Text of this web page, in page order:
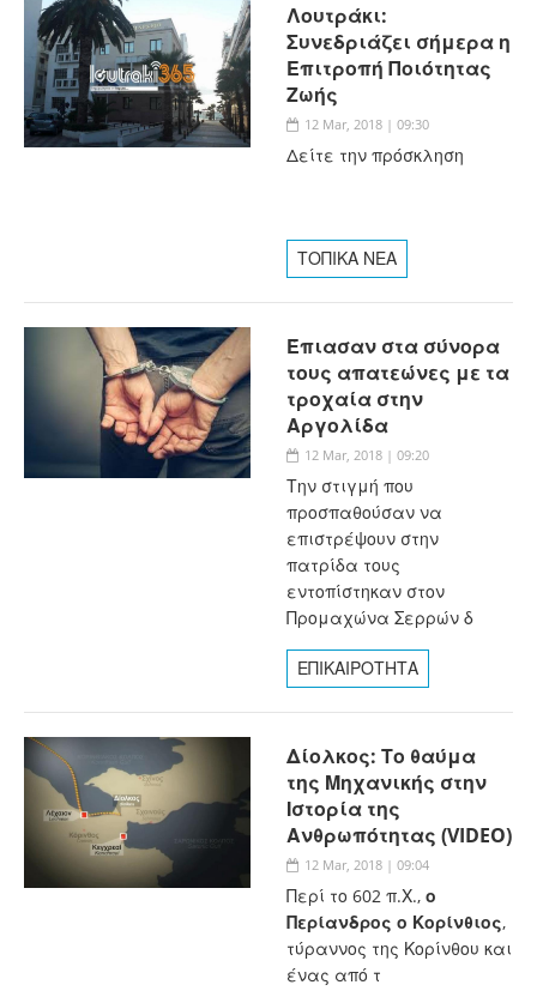
Λουτράκι:
Συνεδριάζει σήμερα η
Επιτροπή Ποιότητας
Ζωής
12 Mar, 2018 | 09:30
Δείτε την πρόσκληση
ΤΟΠΙΚΑ ΝΕΑ
Έπιασαν στα σύνορα
τους απατεώνες με τα
τροχαία στην
Αργολίδα
12 Mar, 2018 | 09:20
Την στιγμή που
προσπαθούσαν να
επιστρέψουν στην
πατρίδα τους
εντοπίστηκαν στον
Προμαχώνα Σερρών δ
ΕΠΙΚΑΙΡΟΤΗΤΑ
Δίολκος: Το θαύμα
της Μηχανικής στην
Ιστορία της
Ανθρωπότητας (VIDEO)
12 Mar, 2018 | 09:04
Περί το 602 π.Χ., ο
Περίανδρος ο Κορίνθιος,
τύραννος της Κορίνθου και
ένας από τ